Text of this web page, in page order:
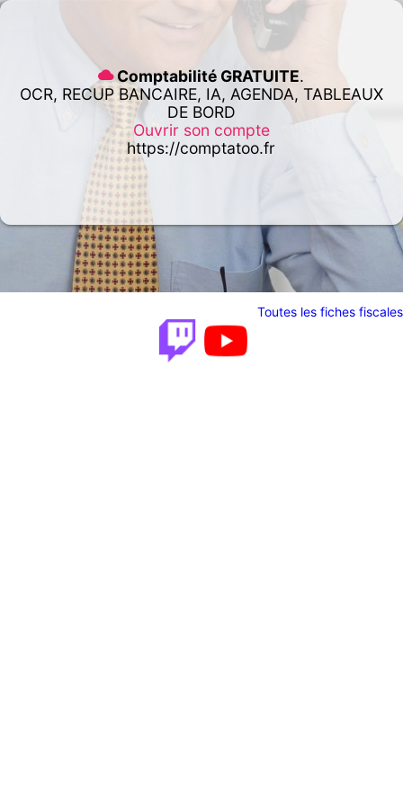
Comptabilité GRATUITE.
OCR, RECUP BANCAIRE, IA, AGENDA, TABLEAUX
DE BORD
Ouvrir son compte
https://comptatoo.fr
Toutes les fiches fiscales